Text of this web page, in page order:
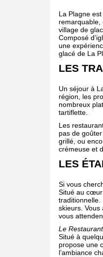
La Plagne
remarquable,
village de
Composé
une
glacé de La
LES
Un séjour à
région, les
nombreux
tartiflette.
Les
pas de
grillé, ou
crémeuse et
LES
Si vous
Situé au cœur
traditionnelle.
skieurs.
vous
Le
Situé à
propose une
l’ambiance